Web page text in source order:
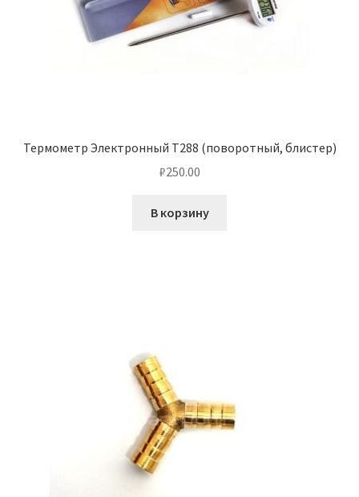
Термометр Электронный Т288 (поворотный, блистер)
₽250.00
В корзину